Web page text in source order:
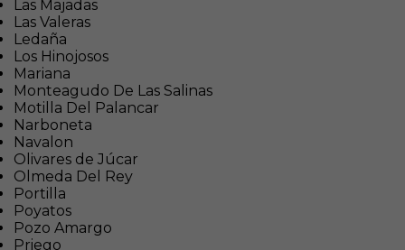
Las Majadas
Las Valeras
Ledaña
Los Hinojosos
Mariana
Monteagudo De Las Salinas
Motilla Del Palancar
Narboneta
Navalon
Olivares de Júcar
Olmeda Del Rey
Portilla
Poyatos
Pozo Amargo
Priego